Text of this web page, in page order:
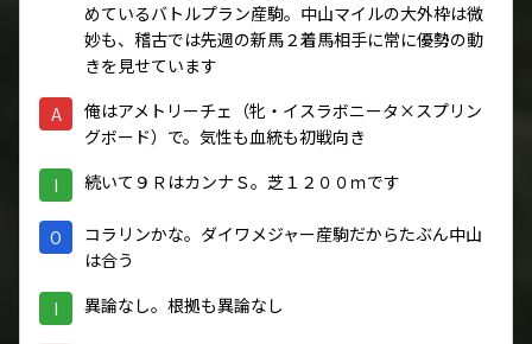
めているバトルプラン産駒。中山マイルの大外枠は微
妙も、稽古では先週の新馬２着馬相手に常に優勢の動
きを見せています
A
俺はアメトリーチェ（牝・イスラボニータ×スプリン
グボード）で。気性も血統も初戦向き
I 続いて９ＲはカンナＳ。芝１２００ｍです
O
コラリンかな。ダイワメジャー産駒だからたぶん中山
は合う
I 異論なし。根拠も異論なし